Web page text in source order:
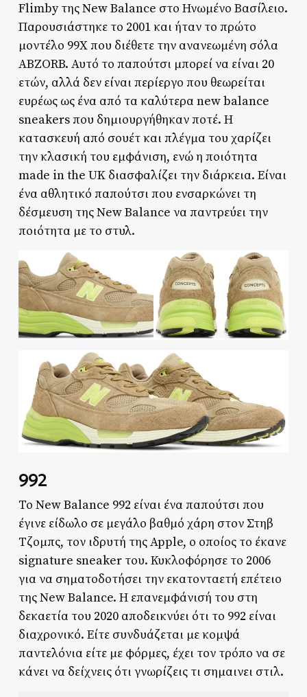
Flimby της New Balance στο Ηνωμένο Βασίλειο.
Παρουσιάστηκε το 2001 και ήταν το πρώτο
μοντέλο 99X που διέθετε την ανανεωμένη σόλα
ABZORB. Αυτό το παπούτσι μπορεί να είναι 20
ετών, αλλά δεν είναι περίεργο που θεωρείται
ευρέως ως ένα από τα καλύτερα new balance
sneakers που δημιουργήθηκαν ποτέ. Η
κατασκευή από σουέτ και πλέγμα του χαρίζει
την κλασική του εμφάνιση, ενώ η ποιότητα
made in the UK διασφαλίζει την διάρκεια. Είναι
ένα αθλητικό παπούτσι που ενσαρκώνει τη
δέσμευση της New Balance να παντρεύει την
ποιότητα με το στυλ.
992
Το New Balance 992 είναι ένα παπούτσι που
έγινε είδωλο σε μεγάλο βαθμό χάρη στον Στηβ
Τζομπς, τον ιδρυτή της Apple, ο οποίος το έκανε
signature sneaker του. Κυκλοφόρησε το 2006
για να σηματοδοτήσει την εκατονταετή επέτειο
της New Balance. Η επανεμφάνισή του στη
δεκαετία του 2020 αποδεικνύει ότι το 992 είναι
διαχρονικό. Είτε συνδυάζεται με κομψά
παντελόνια είτε με φόρμες, έχει τον τρόπο να σε
κάνει να δείχνεις ότι γνωρίζεις τι σημαινει στιλ.